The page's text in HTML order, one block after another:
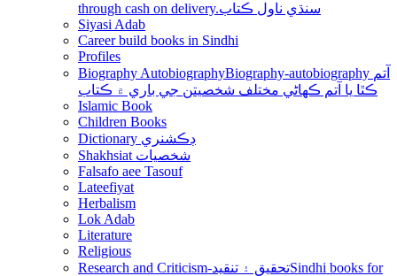
through cash on delivery.سنڌي ناول ڪتاب
Siyasi Adab
Career build books in Sindhi
Profiles
Biography AutobiographyBiography-autobiography آتم
ڪٿا يا آتم ڪھاڻي مختلف شخصيتن جي باري ۾ ڪتاب
Islamic Book
Children Books
Dictionary ڊڪشنري
Shakhsiat شخصيات
Falsafo aee Tasouf
Lateefiyat
Herbalism
Lok Adab
Literature
Religious
Research and Criticism-تحقيق ۽ تنقيدSindhi books for